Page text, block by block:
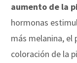
aumento de la
hormonas
más melanina, el
coloración de la